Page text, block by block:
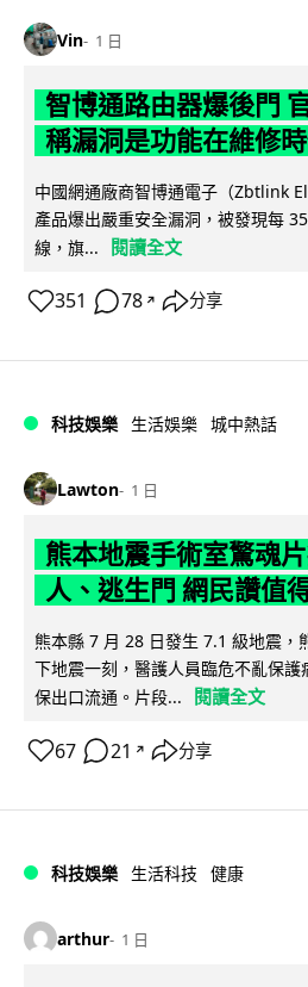
Vin 1 日
智博通路由器爆後門
稱漏洞是功能在維修
中國網通廠商智博通電子（Zbtlink
產品爆出嚴重安全漏洞，被發現每
線，旗...
閱讀全文
351 78 ↗ 分享
科技娛樂 生活娛樂 城中熱話
Lawton 1 日
熊本地震手術室驚魂
人、逃生門 網民讚值
熊本縣 7 月 28 日發生 7.1 級地震，
下地震一刻，醫護人員臨危不亂保
保出口流通。片段...
閱讀全文
67 21 ↗ 分享
科技娛樂 生活科技 健康
arthur 1 日